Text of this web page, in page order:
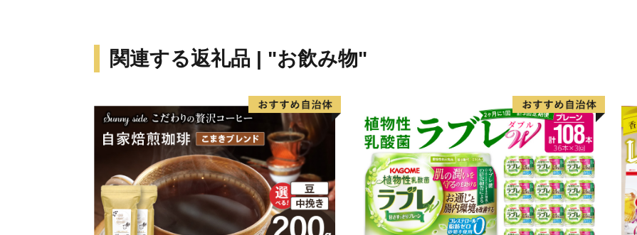
関連する返礼品 | "お飲み物"